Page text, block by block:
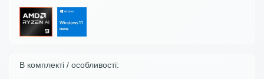
В комплекті / особливості: